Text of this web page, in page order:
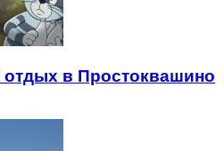
отдых в Простоквашино